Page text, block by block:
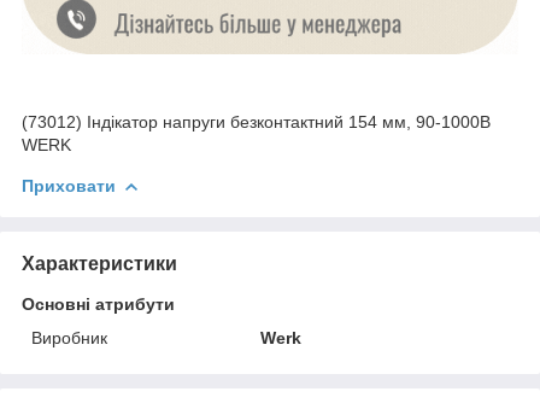
(73012) Індікатор напруги безконтактний 154 мм, 90-1000B
WERK
Приховати
Характеристики
Основні атрибути
Виробник
Werk